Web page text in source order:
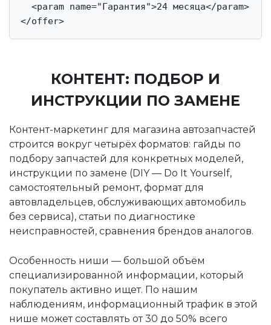
  <param name="Гарантия">24 месяца</param>
</offer>
КОНТЕНТ: ПОДБОР И
ИНСТРУКЦИИ ПО ЗАМЕНЕ
Контент-маркетинг для магазина автозапчастей
строится вокруг четырёх форматов: гайды по
подбору запчастей для конкретных моделей,
инструкции по замене (DIY — Do It Yourself,
самостоятельный ремонт, формат для
автовладельцев, обслуживающих автомобиль
без сервиса), статьи по диагностике
неисправностей, сравнения брендов аналогов.
Особенность ниши — большой объём
специализированной информации, который
покупатель активно ищет. По нашим
наблюдениям, информационный трафик в этой
нише может составлять от 30 до 50% всего